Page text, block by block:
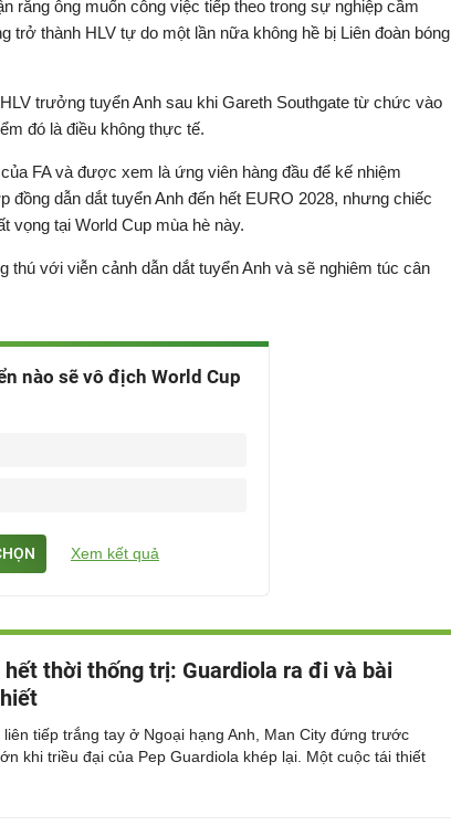
rằng ông muốn công việc tiếp theo trong sự nghiệp cầm
trở thành HLV tự do một lần nữa không hề bị Liên đoàn bóng
trưởng tuyển Anh sau khi Gareth Southgate từ chức vào
đó là điều không thực tế.
FA và được xem là ứng viên hàng đầu để kế nhiệm
dẫn dắt tuyển Anh đến hết EURO 2028, nhưng chiếc
vọng tại World Cup mùa hè này.
với viễn cảnh dẫn dắt tuyển Anh và sẽ nghiêm túc cân
nào sẽ vô địch World Cup
Xem kết quả
hết thời thống trị: Guardiola ra đi và bài
liên tiếp trắng tay ở Ngoại hạng Anh, Man City đứng trước
khi triều đại của Pep Guardiola khép lại. Một cuộc tái thiết